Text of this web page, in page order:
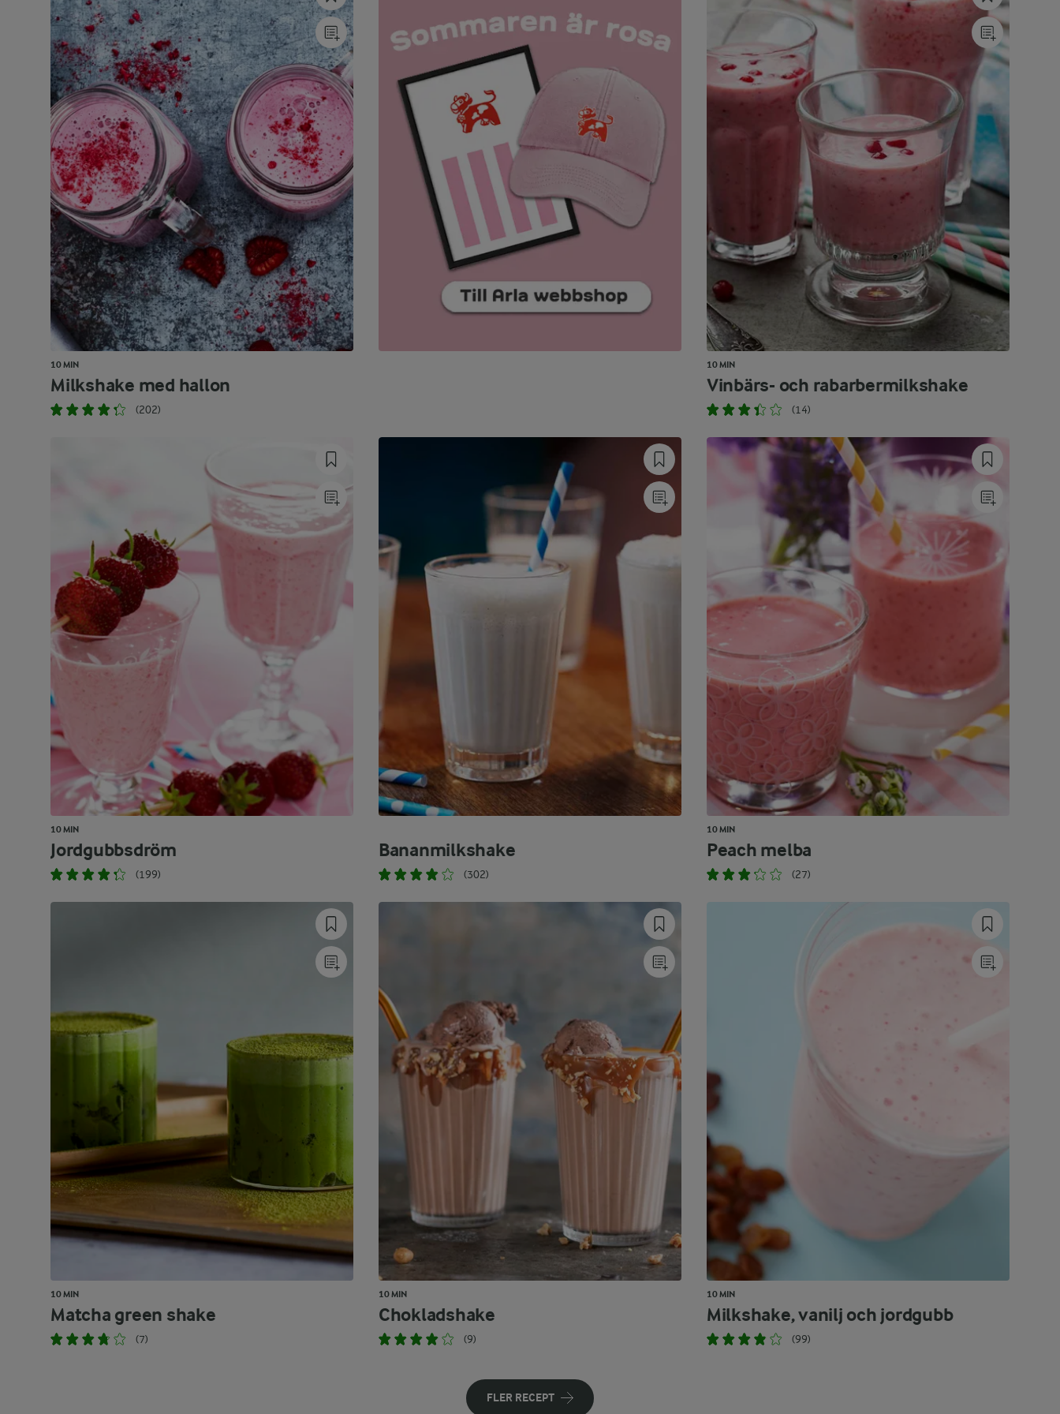
10 MIN
Milkshake med hallon
(202)
10 MIN
Vinbärs- och rabarbermilkshake
(14)
10 MIN
Jordgubbsdröm
(199)
Bananmilkshake
(302)
10 MIN
Peach melba
(27)
10 MIN
Matcha green shake
(7)
10 MIN
Chokladshake
(9)
10 MIN
Milkshake, vanilj och jordgubb
(99)
FLER RECEPT